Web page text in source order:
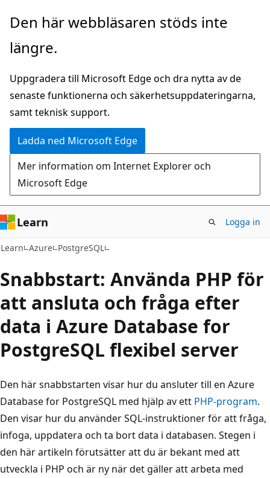
Hoppa
huvudinnehåll
Den här webbläsaren stöds inte
längre.
Uppgradera till Microsoft Edge och dra nytta av de
senaste funktionerna och säkerhetsuppdateringarna,
samt teknisk support.
Ladda ned Microsoft Edge
Mer information om Internet Explorer och
Microsoft Edge
Learn Logga in
Learn Azure PostgreSQL
Snabbstart: Använda PHP för
att ansluta och fråga efter
data i Azure Database for
PostgreSQL flexibel server
Den här snabbstarten visar hur du ansluter till en Azure
Database for PostgreSQL med hjälp av ett PHP-program.
Den visar hur du använder SQL-instruktioner för att fråga,
infoga, uppdatera och ta bort data i databasen. Stegen i
den här artikeln förutsätter att du är bekant med att
utveckla i PHP och är ny när det gäller att arbeta med